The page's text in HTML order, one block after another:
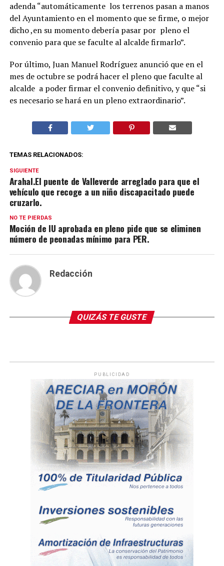
adenda “automáticamente los terrenos pasan a manos
del Ayuntamiento en el momento que se firme, o mejor
dicho ,en su momento debería pasar por pleno el
convenio para que se faculte al alcalde firmarlo”.
Por último, Juan Manuel Rodríguez anunció que en el
mes de octubre se podrá hacer el pleno que faculte al
alcalde a poder firmar el convenio definitivo, y que “si
es necesario se hará en un pleno extraordinario”.
TEMAS RELACIONADOS:
SIGUIENTE
Arahal.El puente de Valleverde arreglado para que el
vehículo que recoge a un niño discapacitado puede
cruzarlo.
NO TE PIERDAS
Moción de IU aprobada en pleno pide que se eliminen
número de peonadas mínimo para PER.
Redacción
QUIZÁS TE GUSTE
PUBLICIDAD